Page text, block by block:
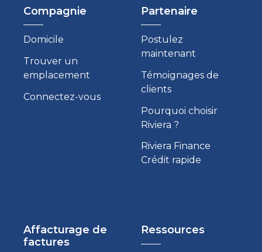
Compagnie
Domicile
Trouver un
emplacement
Connectez-vous
Partenaire
Postulez
maintenant
Témoignages de
clients
Pourquoi choisir
Riviera ?
Riviera Finance
Crédit rapide
Affacturage de
factures
Ressources